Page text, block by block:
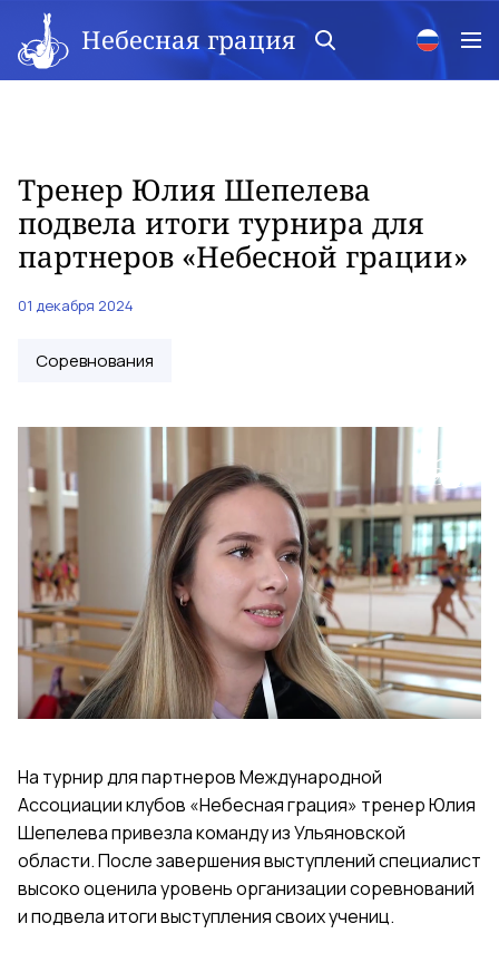
Небесная грация
Тренер Юлия Шепелева
подвела итоги турнира для
партнеров «Небесной грации»
01 декабря 2024
Соревнования
На турнир для партнеров Международной
Ассоциации клубов «Небесная грация» тренер Юлия
Шепелева привезла команду из Ульяновской
области. После завершения выступлений специалист
высоко оценила уровень организации соревнований
и подвела итоги выступления своих учениц.